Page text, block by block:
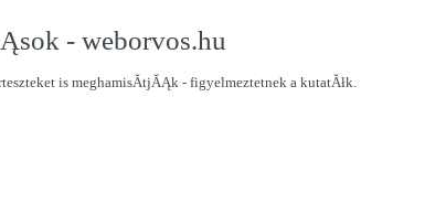
- weborvos.hu
is meghamisĂ­tjĂĄk - figyelmeztetnek a kutatĂłk.